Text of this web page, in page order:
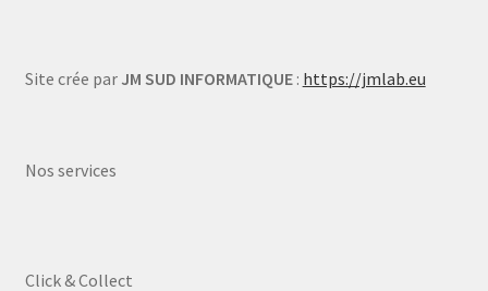
Site crée par JM SUD INFORMATIQUE: https://jmlab.eu
Nos services
Click & Collect